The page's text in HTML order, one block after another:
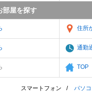
部屋を探す
住所
通勤
TOP
スマートフォン パソコ